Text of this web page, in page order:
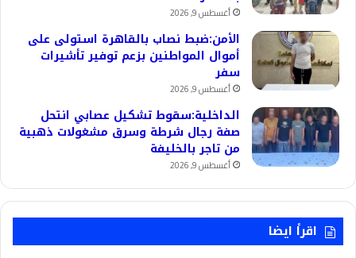
أغسطس 9, 2026
الأمن:ضبط نصاب بالقاهرة استولى على
أموال المواطنين بزعم توفير تأشيرات
سفر
أغسطس 9, 2026
الداخلية:سقوط تشكيل عصابي انتحل
صفة رجال شرطة وسرق مشغولات ذهبية
من تاجر بالخليفة
أغسطس 9, 2026
اقرأ ايضا